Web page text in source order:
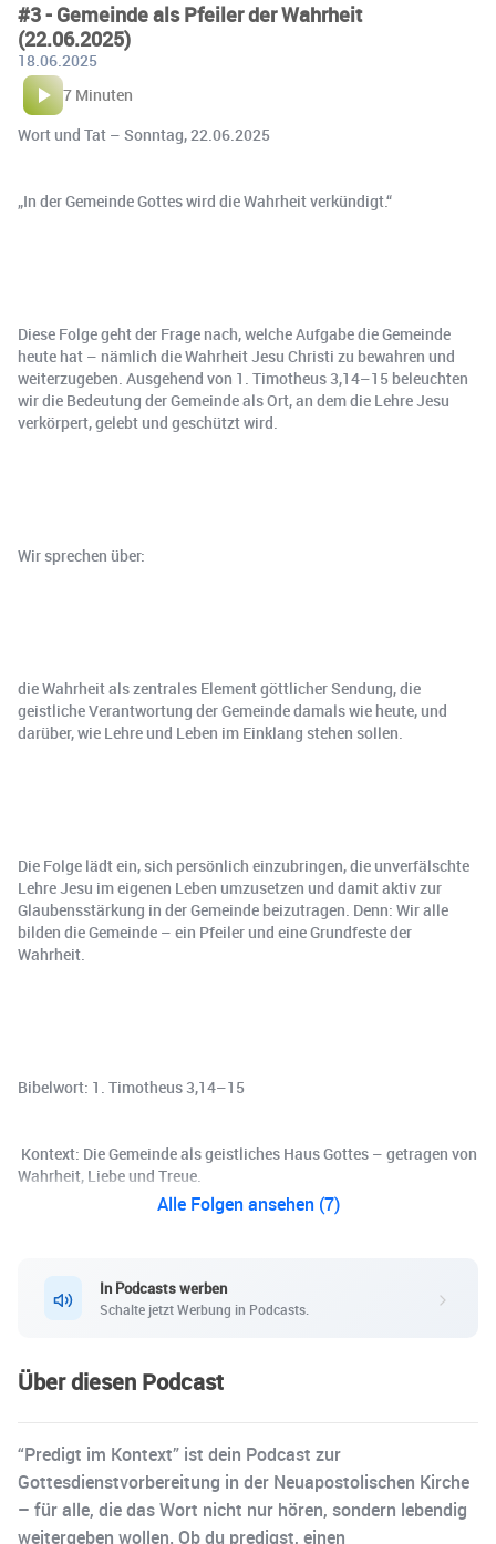
#3 - Gemeinde als Pfeiler der Wahrheit
(22.06.2025)
18.06.2025
7 Minuten
Wort und Tat – Sonntag, 22.06.2025
„In der Gemeinde Gottes wird die Wahrheit verkündigt.“
Diese Folge geht der Frage nach, welche Aufgabe die Gemeinde
heute hat – nämlich die Wahrheit Jesu Christi zu bewahren und
weiterzugeben. Ausgehend von 1. Timotheus 3,14–15 beleuchten
wir die Bedeutung der Gemeinde als Ort, an dem die Lehre Jesu
verkörpert, gelebt und geschützt wird.
Wir sprechen über:
die Wahrheit als zentrales Element göttlicher Sendung, die
geistliche Verantwortung der Gemeinde damals wie heute, und
darüber, wie Lehre und Leben im Einklang stehen sollen.
Die Folge lädt ein, sich persönlich einzubringen, die unverfälschte
Lehre Jesu im eigenen Leben umzusetzen und damit aktiv zur
Glaubensstärkung in der Gemeinde beizutragen. Denn: Wir alle
bilden die Gemeinde – ein Pfeiler und eine Grundfeste der
Wahrheit.
Bibelwort: 1. Timotheus 3,14–15
️ Kontext: Die Gemeinde als geistliches Haus Gottes – getragen von
Wahrheit, Liebe und Treue.
Alle Folgen ansehen (7)
In Podcasts werben
Schalte jetzt Werbung in Podcasts.
Über diesen Podcast
“Predigt im Kontext” ist dein Podcast zur
Gottesdienstvorbereitung in der Neuapostolischen Kirche
– für alle, die das Wort nicht nur hören, sondern lebendig
weitergeben wollen. Ob du predigst, einen